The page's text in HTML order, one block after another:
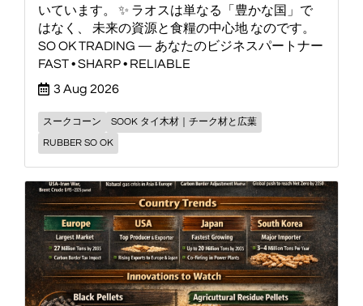
いています。 ✨ ラオスは単なる「豊かな国」で
はなく、 未来の資源と食糧の中心地 なのです。
SO OK TRADING — あなたのビジネスパートナー
FAST • SHARP • RELIABLE
3 Aug 2026
スークコーン
SOOK タイ木材｜チーク材と広葉
RUBBER SO OK